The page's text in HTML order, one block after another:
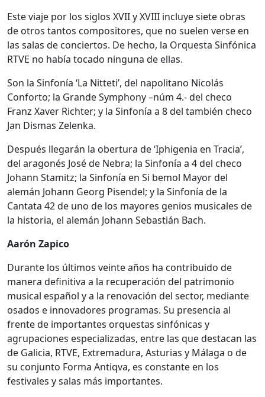
Este viaje por los siglos XVII y XVIII incluye siete obras
de otros tantos compositores, que no suelen verse en
las salas de conciertos. De hecho, la Orquesta Sinfónica
RTVE no había tocado ninguna de ellas.
Son la Sinfonía ‘La Nitteti’, del napolitano Nicolás
Conforto; la Grande Symphony –núm 4.- del checo
Franz Xaver Richter; y la Sinfonía a 8 del también checo
Jan Dismas Zelenka.
Después llegarán la obertura de ‘Iphigenia en Tracia’,
del aragonés José de Nebra; la Sinfonía a 4 del checo
Johann Stamitz; la Sinfonía en Si bemol Mayor del
alemán Johann Georg Pisendel; y la Sinfonía de la
Cantata 42 de uno de los mayores genios musicales de
la historia, el alemán Johann Sebastián Bach.
Aarón Zapico
Durante los últimos veinte años ha contribuido de
manera definitiva a la recuperación del patrimonio
musical español y a la renovación del sector, mediante
osados e innovadores programas. Su presencia al
frente de importantes orquestas sinfónicas y
agrupaciones especializadas, entre las que destacan las
de Galicia, RTVE, Extremadura, Asturias y Málaga o de
su conjunto Forma Antiqva, es constante en los
festivales y salas más importantes.